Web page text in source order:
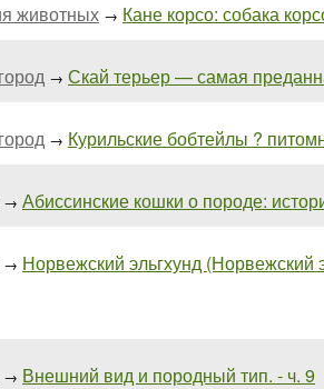
животных → Кане корсо: собака
→ Скай терьер — самая
→ Курильские бобтейлы ?
→ Абиссинские кошки о породе:
→ Норвежский эльгхунд (Норвежский
→ Внешний вид и породный тип. - ч. 9